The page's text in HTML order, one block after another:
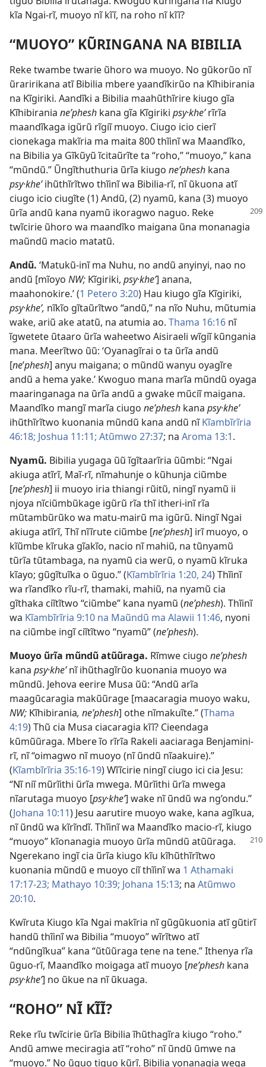
kĩa Ngai-rĩ, muoyo nĩ kĩĩ, na roho nĩ kĩĩ?
“MUOYO” KŨRINGANA NA BIBILIA
Reke twambe twarie ũhoro wa muoyo. No gũkorũo nĩ
ũraririkana atĩ Bibilia mbere yaandĩkirũo na Kĩhibirania
na Kĩgiriki. Aandĩki a Bibilia maahũthĩrire kiugo gĩa
Kĩhibirania neʹphesh kana gĩa Kĩgiriki psy·kheʹrĩrĩa
maandĩkaga igũrũ rĩgiĩ muoyo. Ciugo icio cierĩ
cionekaga makĩria ma maita 800 thĩinĩ wa Maandĩko,
na Bibilia ya Gĩkũyũ ĩcitaũrĩte ta “roho,” “muoyo,” kana
“mũndũ.” Ũngĩthuthuria ũrĩa kiugo neʹphesh kana
psy·kheʹihũthĩrĩtwo thĩinĩ wa Bibilia-rĩ, nĩ ũkuona atĩ
ciugo icio ciugĩte (1) Andũ, (2) nyamũ, kana (3) muoyo
ũrĩa andũ kana nyamũ ikoragwo naguo. Reke
twĩcirie ũhoro wa maandĩko maigana ũna monanagia
maũndũ macio matatũ.
Andũ. ‘Matukũ-inĩ ma Nuhu, no andũ anyinyi, nao no
andũ [mĩoyo NW; Kĩgiriki, psy·khe’] anana,
maahonokire.’ (1 Petero 3:20) Hau kiugo gĩa Kĩgiriki,
psy·khe’, nĩkĩo gĩtaũrĩtwo “andũ,” na nĩo Nuhu, mũtumia
wake, ariũ ake atatũ, na atumia ao. Thama 16:16 nĩ
ĩgwetete ũtaaro ũrĩa waheetwo Aisiraeli wĩgiĩ kũngania
mana. Meerĩtwo ũũ: ‘Oyanagĩrai o ta ũrĩa andũ
[ne’phesh] anyu maigana; o mũndũ wanyu oyagĩre
andũ a hema yake.’ Kwoguo mana marĩa mũndũ oyaga
maaringanaga na ũrĩa andũ a gwake mũciĩ maigana.
Maandĩko mangĩ marĩa ciugo ne’phesh kana psy·khe’
ihũthĩrĩtwo kuonania mũndũ kana andũ nĩKĩambĩrĩria
46:18; Joshua 11:11; Atũmwo 27:37; na Aroma 13:1.
Nyamũ. Bibilia yugaga ũũ ĩgĩtaarĩria ũũmbi: “Ngai
akiuga atĩrĩ, Maĩ-rĩ, nĩmahunje o kũhunja ciũmbe
[ne’phesh] ii muoyo iria thiangi rũitũ, ningĩ nyamũ ii
njoya nĩciũmbũkage igũrũ rĩa thĩ itheri-inĩ rĩa
mũtambũrũko wa matu-mairũ ma igũrũ. Ningĩ Ngai
akiuga atĩrĩ, Thĩ nĩĩrute ciũmbe [ne’phesh] irĩ muoyo, o
kĩũmbe kĩruka gĩakĩo, nacio nĩ mahiũ, na tũnyamũ
tũrĩa tũtambaga, na nyamũ cia werũ, o nyamũ kĩruka
kĩayo; gũgĩtuĩka o ũguo.” (Kĩambĩrĩria 1:20, 24) Thĩinĩ
wa rĩandĩko rĩu-rĩ, thamaki, mahiũ, na nyamũ cia
gĩthaka ciĩtĩtwo “ciũmbe” kana nyamũ (ne’phesh). Thĩinĩ
wa Kĩambĩrĩria 9:10 na Maũndũ ma Alawii 11:46, nyoni
na ciũmbe ingĩ ciĩtĩtwo “nyamũ” (ne’phesh).
Muoyo ũrĩa mũndũ atũũraga. Rĩmwe ciugo ne’phesh
kana psy·khe’nĩ ihũthagĩrũo kuonania muoyo wa
mũndũ. Jehova eerire Musa ũũ: “Andũ arĩa
maagũcaragia makũũrage [maacaragia muoyo waku,
NW; Kĩhibirania, ne’phesh] othe nĩmakuĩte.” (Thama
4:19) Thũ cia Musa ciacaragia kĩĩ? Cieendaga
kũmũũraga. Mbere ĩo rĩrĩa Rakeli aaciaraga Benjamini-
rĩ, nĩ “oimagwo nĩ muoyo (nĩ ũndũ nĩaakuire).”
(Kĩambĩrĩria 35:16-19) Wĩĩcirie ningĩ ciugo ici cia Jesu:
“Nĩ niĩ mũrĩithi ũrĩa mwega. Mũrĩithi ũrĩa mwega
nĩarutaga muoyo [psy·khe’] wake nĩ ũndũ wa ng’ondu.”
(Johana 10:11) Jesu aarutire muoyo wake, kana agĩkua,
nĩ ũndũ wa kĩrĩndĩ. Thĩinĩ wa Maandĩko macio-rĩ, kiugo
“muoyo” kĩonanagia muoyo ũrĩa mũndũ atũũraga.
Ngerekano ingĩ cia ũrĩa kiugo kĩu kĩhũthĩrĩtwo
kuonania mũndũ e muoyo ciĩ thĩinĩ wa 1 Athamaki
17:17-23; Mathayo 10:39; Johana 15:13; na Atũmwo
20:10.
Kwĩruta Kiugo kĩa Ngai makĩria nĩ gũgũkuonia atĩ gũtirĩ
handũ thĩinĩ wa Bibilia “muoyo” wĩrĩtwo atĩ
“ndũngĩkua” kana “ũtũũraga tene na tene.” Ithenya rĩa
ũguo-rĩ, Maandĩko moigaga atĩ muoyo [ne’phesh kana
psy·khe’] no ũkue na nĩ ũkuaga.
“ROHO” NĨ KĨĨ?
Reke rĩu twĩcirie ũrĩa Bibilia ĩhũthagĩra kiugo “roho.”
Andũ amwe meciragia atĩ “roho” nĩ ũndũ ũmwe na
“muoyo.” No ũguo tiguo kũrĩ. Bibilia yonanagia wega